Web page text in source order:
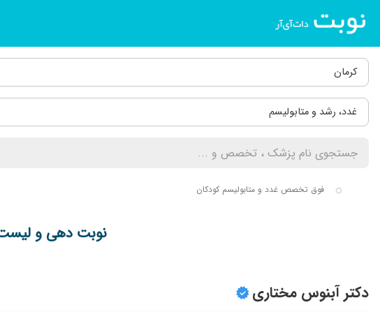
کرمان
غدد، رشد و متابولیسم
فوق تخصص غدد و متابولیسم کودکان
نوبت دهی و لیست
دکتر آبنوس مختاری